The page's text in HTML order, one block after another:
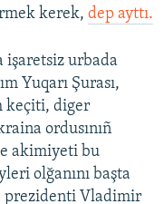
kerek, dep ayttı.
işaretsiz urbada
Yuqarı Şurası,
keçiti, diger
ordusınıñ
akimiyeti bu
olğanını başta
prezidenti Vladimir